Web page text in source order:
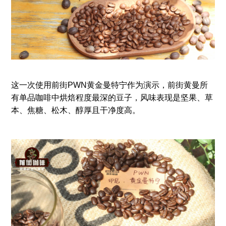
这一次使用前街PWN黄金曼特宁作为演示，前街黄曼所
有单品咖啡中烘焙程度最深的豆子，风味表现是坚果、草
本、焦糖、松木、醇厚且干净度高。